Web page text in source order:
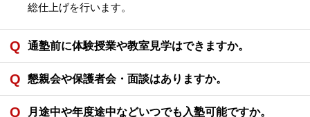
総仕上げを行います。
通塾前に体験授業や教室見学はできますか。
懇親会や保護者会・面談はありますか。
月途中や年度途中などいつでも入塾可能ですか。